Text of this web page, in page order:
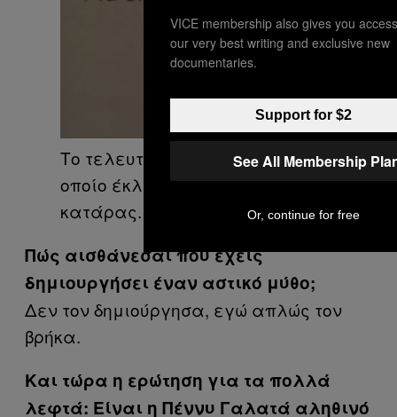
Το τελευταίο μήνυμα, με το
οποίο έκλεισε ο κύκλος της
κατάρας.
Πώς αισθάνεσαι που έχεις
δημιουργήσει έναν αστικό μύθο;
Δεν τον δημιούργησα, εγώ απλώς τον
βρήκα.
Και τώρα η ερώτηση για τα πολλά
λεφτά: Είναι η Πέννυ Γαλατά αληθινό
VICE membership also gives you
our very best writing and exclusive new
documentaries.
Support for $2
See All Membership
Or, continue for free